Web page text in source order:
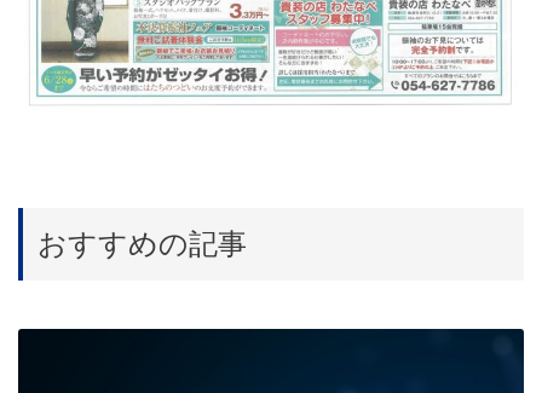
おすすめの記事